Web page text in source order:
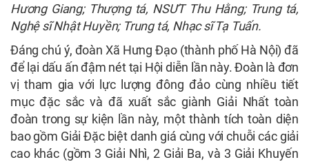
Hương Giang; Thượng tá, NSƯT Thu Hằng; Trung tá,
Nghệ sĩ Nhật Huyền; Trung tá, Nhạc sĩ Tạ Tuấn.
Đáng chú ý, đoàn Xã Hưng Đạo (thành phố Hà Nội) đã
để lại dấu ấn đậm nét tại Hội diễn lần này. Đoàn là đơn
vị tham gia với lực lượng đông đảo cùng nhiều tiết
mục đặc sắc và đã xuất sắc giành Giải Nhất toàn
đoàn trong sự kiện lần này, một thành tích toàn diện
bao gồm Giải Đặc biệt danh giá cùng với chuỗi các giải
cao khác (gồm 3 Giải Nhì, 2 Giải Ba, và 3 Giải Khuyến